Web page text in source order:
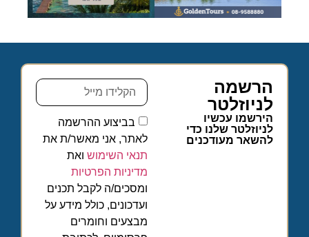
הרשמה
לניוזלטר
הירשמו עכשיו
לניוזלטר שלנו כדי
להשאר מעודכנים
בביצוע ההרשמה
לאתר, אני מאשר/ת את
תנאי השימוש ואת
מדיניות הפרטיות
ומסכים/ה לקבל תכנים
ועדכונים, כולל מידע על
מבצעים וחומרים